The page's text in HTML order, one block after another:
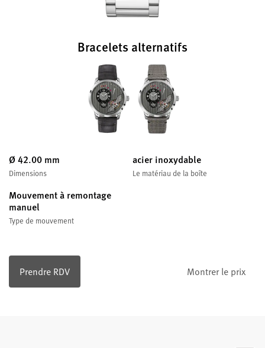
Bracelets alternatifs
Ø 42.00 mm
Dimensions
acier inoxydable
Le matériau de la boîte
Mouvement à remontage
manuel
Type de mouvement
Prendre RDV Montrer le prix